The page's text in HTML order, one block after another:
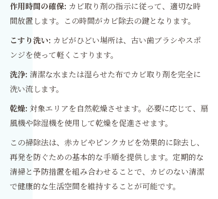
作用時間の確保: カビ取り剤の指示に従って、適切な時
間放置します。この時間がカビ除去の鍵となります。
こすり洗い: カビがひどい場所は、古い歯ブラシやスポ
ンジを使って軽くこすります。
洗浄: 清潔な水または湿らせた布でカビ取り剤を完全に
洗い流します。
乾燥: 対象エリアを自然乾燥させます。必要に応じて、扇
風機や除湿機を使用して乾燥を促進させます。
この掃除法は、赤カビやピンクカビを効果的に除去し、
再発を防ぐための基本的な手順を提供します。定期的な
清掃と予防措置を組み合わせることで、カビのない清潔
で健康的な生活空間を維持することが可能です。